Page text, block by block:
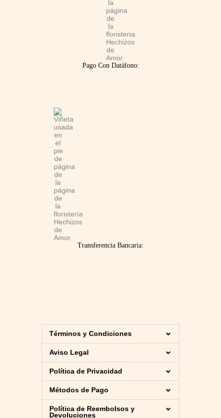
Pago Con Datáfono:
Transferencia Bancaria:
Términos y Condiciones
Aviso Legal
Política de Privacidad
Métodos de Pago
Política de Reembolsos y
Devoluciones